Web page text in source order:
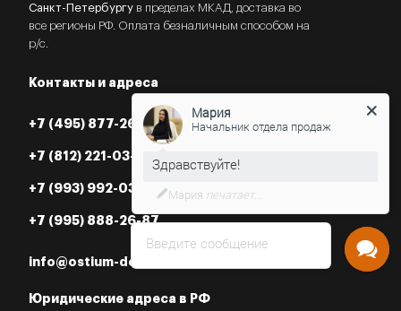
Санкт-Петербургу в пределах МКАД, доставка во
все регионы РФ. Оплата безналичным способом на
р/с.
Контакты и адреса
+7 (495) 877-26-87
+7 (812) 221-03-07
+7 (993) 992-03-07
+7 (995) 888-26-87
info@ostium-doors.ru
Юридические адреса в РФ
Введите сообщение
Мария
Начальник отдела продаж